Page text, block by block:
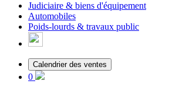
Judiciaire & biens d'équipement
Automobiles
Poids-lourds & travaux public
Calendrier des ventes
0